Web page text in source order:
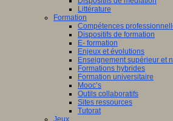
Littérature
Formation
Compétences
Dispositifs de formation
E- formation
Enjeux et évolutions
Enseignement supérieur et
Formations hybrides
Formation universitaire
Mooc’s
Outils collaboratifs
Sites ressources
Tutorat
Jeux